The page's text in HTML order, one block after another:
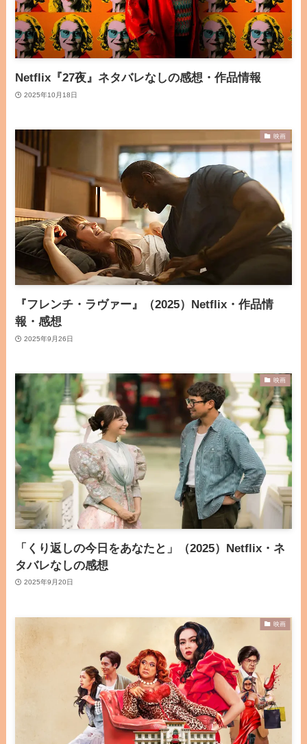
Netflix『27夜』ネタバレなしの感想・作品情報
2025年10月18日
映画
『フレンチ・ラヴァー』（2025）Netflix・作品情
報・感想
2025年9月26日
映画
「くり返しの今日をあなたと」（2025）Netflix・ネ
タバレなしの感想
2025年9月20日
映画